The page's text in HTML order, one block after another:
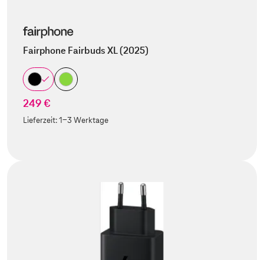
Fairphone Fairbuds XL (2025)
249 €
Lieferzeit:1-3 Werktage